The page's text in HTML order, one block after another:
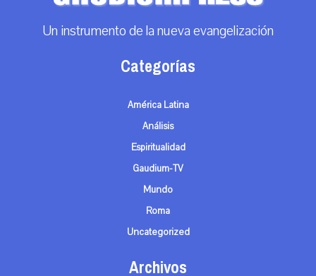
Un instrumento de la nueva evangelización
Categorías
América Latina
Análisis
Espiritualidad
Gaudium-TV
Mundo
Roma
Uncategorized
Archivos